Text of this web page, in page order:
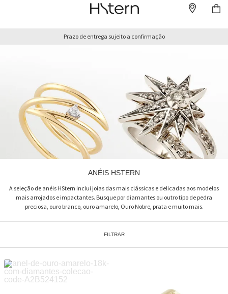
Prazo de entrega sujeito a confirmação
ANÉIS HSTERN
A seleção de anéis HStern inclui joias das mais clássicas e delicadas aos modelos
mais arrojados e impactantes. Busque por diamantes ou outro tipo de pedra
preciosa, ouro branco, ouro amarelo, Ouro Nobre, prata e muito mais.
FILTRAR